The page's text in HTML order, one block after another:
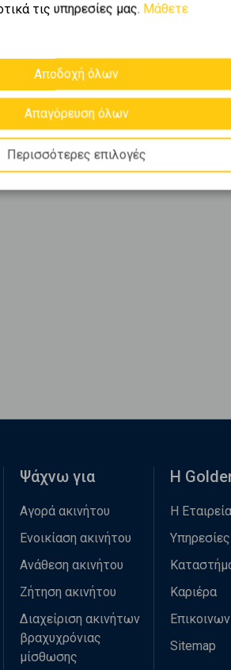
τις υπηρεσίες μας. Μάθετε
Αποδοχή όλων
Απαγόρευση όλων
Περισσότερες επιλογές
Ψάχνω για
Αγορά ακινήτου
Ενοικίαση ακινήτου
Ανάθεση ακινήτου
Ζήτηση ακινήτου
Διαχείριση ακινήτων
βραχυχρόνιας
μίσθωσης
Η
Η Εταιρεία
Υπηρεσίες
Καριέρα
Sitemap